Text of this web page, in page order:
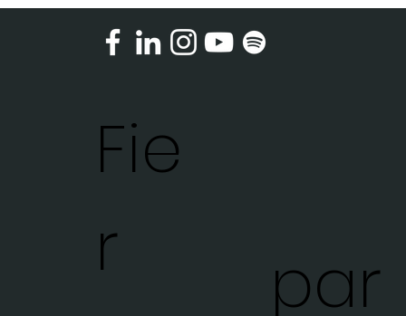
par
Fie
r